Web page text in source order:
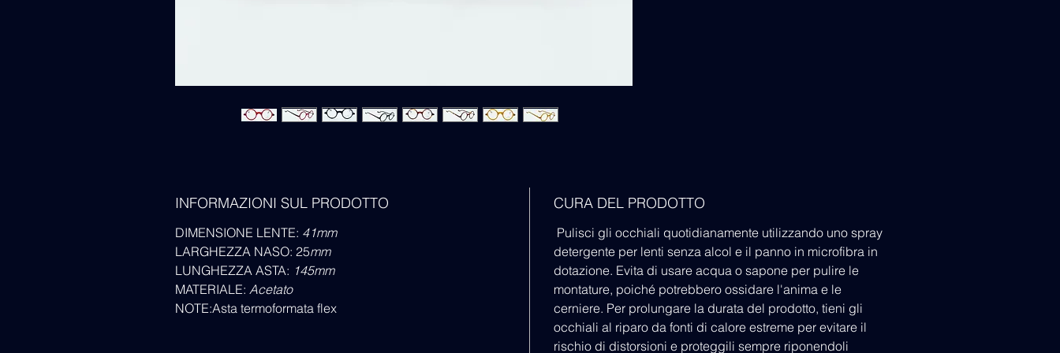
INFORMAZIONI SUL PRODOTTO
DIMENSIONE LENTE: 41mm
LARGHEZZA NASO: 25mm
LUNGHEZZA ASTA: 145mm
MATERIALE: Acetato
NOTE:Asta termoformata flex
CURA DEL PRODOTTO
Pulisci gli occhiali quotidianamente utilizzando uno spray
detergente per lenti senza alcol e il panno in microfibra in
dotazione. Evita di usare acqua o sapone per pulire le
montature, poiché potrebbero ossidare l'anima e le
cerniere. Per prolungare la durata del prodotto, tieni gli
occhiali al riparo da fonti di calore estreme per evitare il
rischio di distorsioni e proteggili sempre riponendoli